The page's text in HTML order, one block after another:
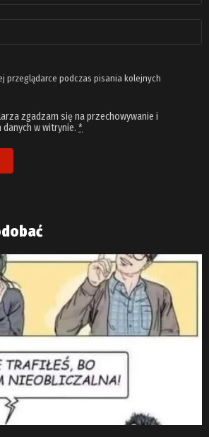
przeglądarce podczas pisania kolejnych
zgadzam się na przechowywanie i
w witrynie. *